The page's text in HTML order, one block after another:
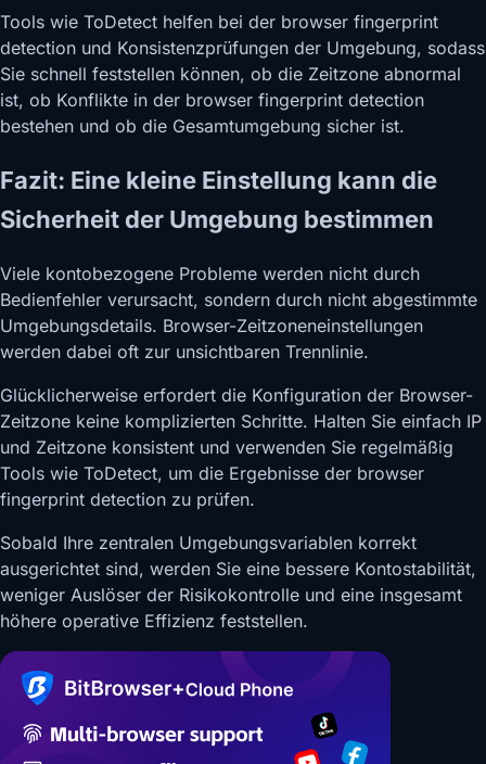
Tools wie ToDetect helfen bei der browser fingerprint
detection und Konsistenzprüfungen der Umgebung, sodass
Sie schnell feststellen können, ob die Zeitzone abnormal
ist, ob Konflikte in der browser fingerprint detection
bestehen und ob die Gesamtumgebung sicher ist.
Fazit: Eine kleine Einstellung kann die
Sicherheit der Umgebung bestimmen
Viele kontobezogene Probleme werden nicht durch
Bedienfehler verursacht, sondern durch nicht abgestimmte
Umgebungsdetails. Browser-Zeitzoneneinstellungen
werden dabei oft zur unsichtbaren Trennlinie.
Glücklicherweise erfordert die Konfiguration der Browser-
Zeitzone keine komplizierten Schritte. Halten Sie einfach IP
und Zeitzone konsistent und verwenden Sie regelmäßig
Tools wie ToDetect, um die Ergebnisse der browser
fingerprint detection zu prüfen.
Sobald Ihre zentralen Umgebungsvariablen korrekt
ausgerichtet sind, werden Sie eine bessere Kontostabilität,
weniger Auslöser der Risikokontrolle und eine insgesamt
höhere operative Effizienz feststellen.